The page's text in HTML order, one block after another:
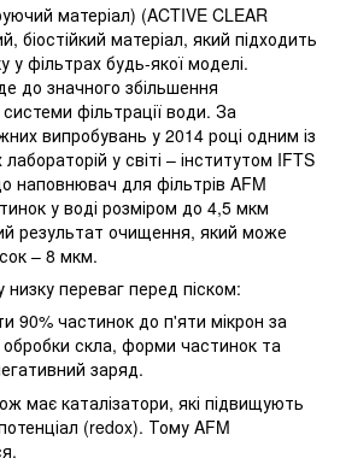
матеріал) (ACTIVE CLEAR
біостійкий матеріал, який підходить
у фільтрах будь-якої моделі.
до значного збільшення
фільтрації води. За
випробувань у 2014 році одним із
у світі – інститутом IFTS
наповнювач для фільтрів AFM
у воді розміром до 4,5 мкм
результат очищення, який може
– 8 мкм.
низку переваг перед піском:
90% частинок до п'яти мікрон за
обробки скла, форми частинок та
заряд.
має каталізатори, які підвищують
(redox). Тому AFM